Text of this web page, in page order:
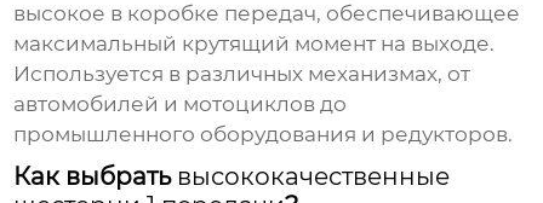
высокое в коробке передач, обеспечивающее
максимальный крутящий момент на выходе.
Используется в различных механизмах, от
автомобилей и мотоциклов до
промышленного оборудования и редукторов.
Как выбрать высококачественные